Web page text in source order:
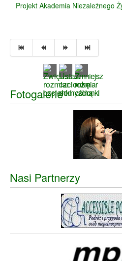
Projekt Akademia Niezależnego
Fotogalerie
Nasi Partnerzy